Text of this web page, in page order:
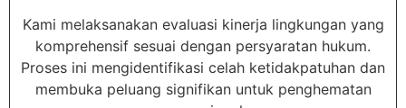
Kami melaksanakan evaluasi kinerja lingkungan yang
komprehensif sesuai dengan persyaratan hukum.
Proses ini mengidentifikasi celah ketidakpatuhan dan
membuka peluang signifikan untuk penghematan